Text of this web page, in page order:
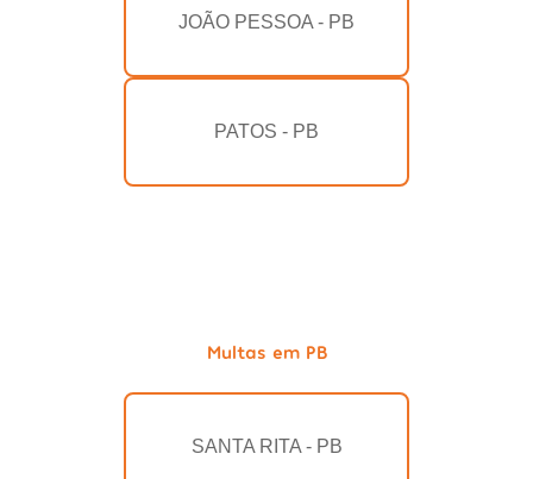
JOÃO PESSOA - PB
PATOS - PB
Multas em PB
SANTA RITA - PB